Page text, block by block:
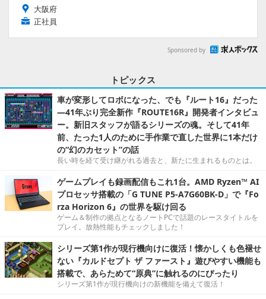
大阪府
正社員
Sponsored by
トピックス
車が変形してロボになった、でも『ルート16』だった
―41年ぶり完全新作『ROUTE16R』開発者インタビュ
ー。新旧スタッフが語るシリーズの魂。そして41年
前、たった1人のために手作業で直した世界に1本だけ
の“幻のカセット”の話
長い時を経て受け継がれる過去と、新たに生まれるものとは。
ゲームプレイも録画配信もこれ1台。AMD Ryzen™ AI
プロセッサ搭載の「G TUNE P5-A7G60BK-D」で『Fo
rza Horizon 6』の世界を駆け回る
ゲーム＆制作の拠点となるノートPCで話題のレースタイトルを
プレイ。放熱性能もチェックしました！
シリーズ第1作が現行機向けに復活！懐かしくも色褪せ
ない『カルドセプト ザ ファースト』遊びやすい機能も
搭載で、あらためて“原典”に触れるのにぴったり
シリーズ第1作が現行機向けの新機能を備えて復活！